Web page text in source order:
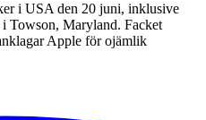
i USA den 20 juni, inklusive
Towson, Maryland. Facket
Apple för ojämlik